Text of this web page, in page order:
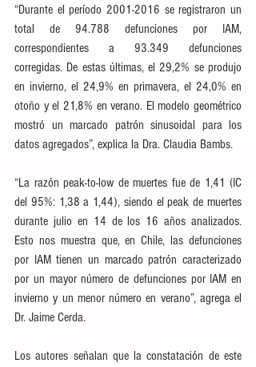
“Durante el período 2001-2016 se registraron un
total de 94.788 defunciones por IAM,
correspondientes a 93.349 defunciones
corregidas. De estas últimas, el 29,2% se produjo
en invierno, el 24,9% en primavera, el 24,0% en
otoño y el 21,8% en verano. El modelo geométrico
mostró un marcado patrón sinusoidal para los
datos agregados”, explica la Dra. Claudia Bambs.
“La razón peak-to-low de muertes fue de 1,41 (IC
del 95%: 1,38 a 1,44), siendo el peak de muertes
durante julio en 14 de los 16 años analizados.
Esto nos muestra que, en Chile, las defunciones
por IAM tienen un marcado patrón caracterizado
por un mayor número de defunciones por IAM en
invierno y un menor número en verano”, agrega el
Dr. Jaime Cerda.
Los autores señalan que la constatación de este